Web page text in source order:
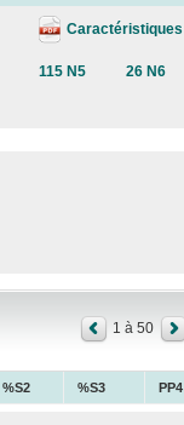
Caractéristiques
115 N5 26 N6
1 à 50
%S2 %S3 PP4